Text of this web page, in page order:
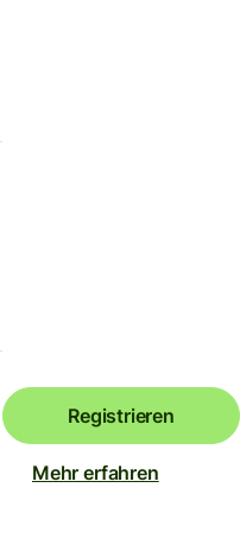
Registrieren
Mehr erfahren